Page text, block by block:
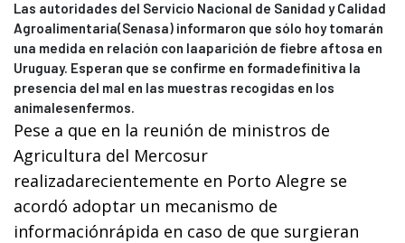
Las autoridades del Servicio Nacional de Sanidad y Calidad
Agroalimentaria(Senasa) informaron que sólo hoy tomarán
una medida en relación con laaparición de fiebre aftosa en
Uruguay. Esperan que se confirme en formadefinitiva la
presencia del mal en las muestras recogidas en los
animalesenfermos.
Pese a que en la reunión de ministros de
Agricultura del Mercosur
realizadarecientemente en Porto Alegre se
acordó adoptar un mecanismo de
informaciónrápida en caso de que surgieran